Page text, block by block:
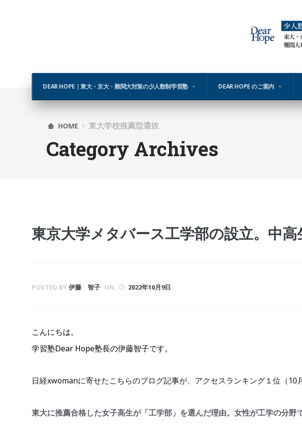
DEAR HOPE｜東大・京大・難関大対策の少人数制学習塾 DEAR HOPE のご案内
HOME 東大学校推薦型選抜
Category Archives
東京大学メタバース工学部の設立。中高
POSTED BY伊藤 智子 ON 2022年10月9日
こんにちは。
学習塾Dear Hope塾長の伊藤智子です。
日経xwomanに寄せたこちらのブログ記事が、アクセスランキング１位（10
東大に推薦合格した女子高生が「工学部」を選んだ理由。女性が工学の分野